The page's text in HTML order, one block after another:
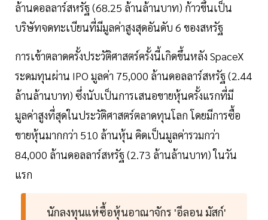
ล้านดอลลาร์สหรัฐ (68.25 ล้านล้านบาท) ก้าวขึ้นเป็น
บริษัทจดทะเบียนที่มีมูลค่าสูงสุดอันดับ 6 ของสหรัฐ
การเข้าตลาดครั้งประวัติศาสตร์ครั้งนี้เกิดขึ้นหลัง SpaceX
ระดมทุนผ่าน IPO มูลค่า 75,000 ล้านดอลลาร์สหรัฐ (2.44
ล้านล้านบาท) ซึ่งนับเป็นการเสนอขายหุ้นครั้งแรกที่มี
มูลค่าสูงที่สุดในประวัติศาสตร์ตลาดทุนโลก โดยมีการซื้อ
ขายหุ้นมากกว่า 510 ล้านหุ้น คิดเป็นมูลค่ารวมกว่า
84,000 ล้านดอลลาร์สหรัฐ (2.73 ล้านล้านบาท) ในวัน
แรก
นักลงทุนแห่ซื้อหุ้นอาณาจักร 'อีลอน มัสก์'